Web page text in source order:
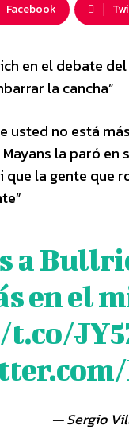
Facebook
en el debate
la cancha”
usted no está
la paró
que la gente
a
en el
— Sergio